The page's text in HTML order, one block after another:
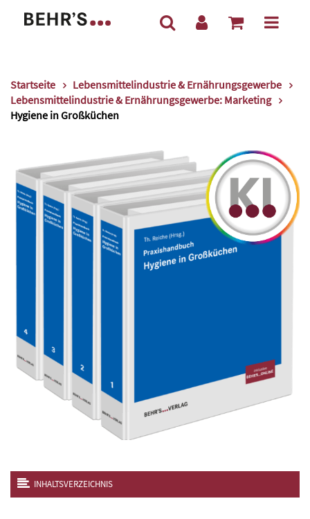
Startseite
Lebensmittelindustrie & Ernährungsgewerbe
Lebensmittelindustrie & Ernährungsgewerbe: Marketing
Hygiene in Großküchen
INHALTSVERZEICHNIS